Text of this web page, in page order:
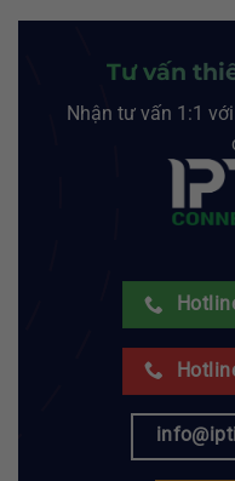
Tư vấn
Nhận tư vấn 1:1